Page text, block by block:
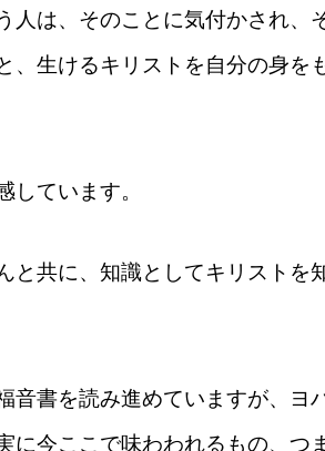
人は、そのことに気付かされ
、生けるキリストを自分の身
しています。
と共に、知識としてキリスト
音書を読み進めていますが、
に今ここで味わわれるもの、